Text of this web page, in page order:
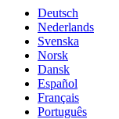
Deutsch
Nederlands
Svenska
Norsk
Dansk
Español
Français
Português